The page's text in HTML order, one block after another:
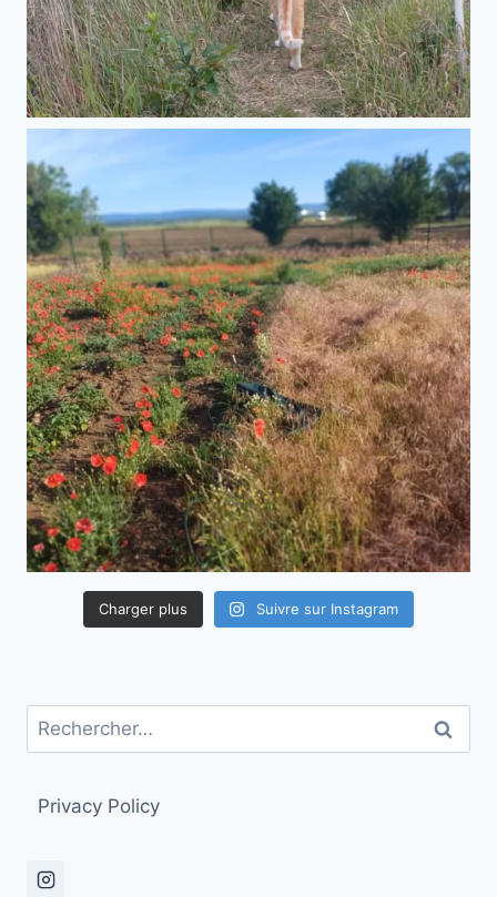
Charger plus Suivre sur Instagram
Rechercher :
Privacy Policy